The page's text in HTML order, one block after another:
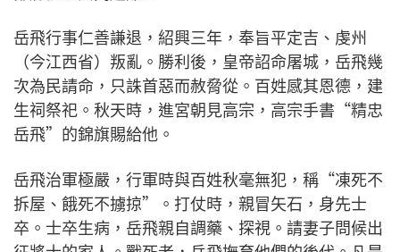
岳飛行事仁善謙退，紹興三年，奉旨平定吉、虔州
（今江西省）叛亂。勝利後，皇帝詔命屠城，岳飛幾
次為民請命，只誅首惡而赦脅從。百姓感其恩德，建
生祠祭祀。秋天時，進宮朝見高宗，高宗手書“精忠
岳飛”的錦旗賜給他。
岳飛治軍極嚴，行軍時與百姓秋毫無犯，稱“凍死不
拆屋、餓死不擄掠”。打仗時，親冒矢石，身先士
卒。士卒生病，岳飛親自調藥、探視。請妻子問候出